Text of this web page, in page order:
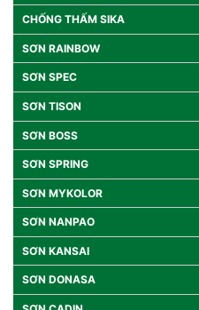
CHỐNG THẤM SIKA
SƠN RAINBOW
SƠN SPEC
SƠN TISON
SƠN BOSS
SƠN SPRING
SƠN MYKOLOR
SƠN NANPAO
SƠN KANSAI
SƠN DONASA